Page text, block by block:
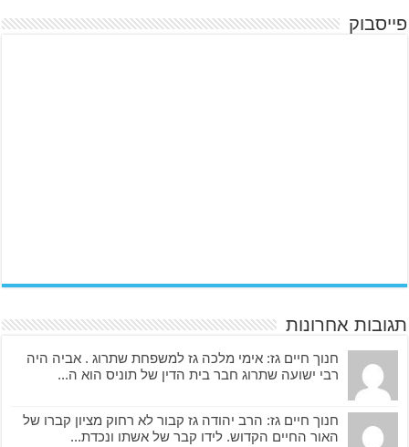
פייסבוק
תגובות אחרונות
חנוך חיים גז: אימי מלכה גז למשפחת שתרוג . אביה היה
רבי ישועה שתרוג חבר בית הדין של תוניס הוא ה...
חנוך חיים גז: הרב יהודה גז קבור לא רחוק מציון קברו של
האור החיים הקדוש. לידו קבר של אשתו ונכדת...